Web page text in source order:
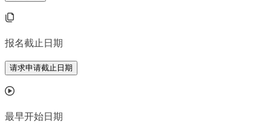
报名截止日期
请求申请截止日期
最早开始日期